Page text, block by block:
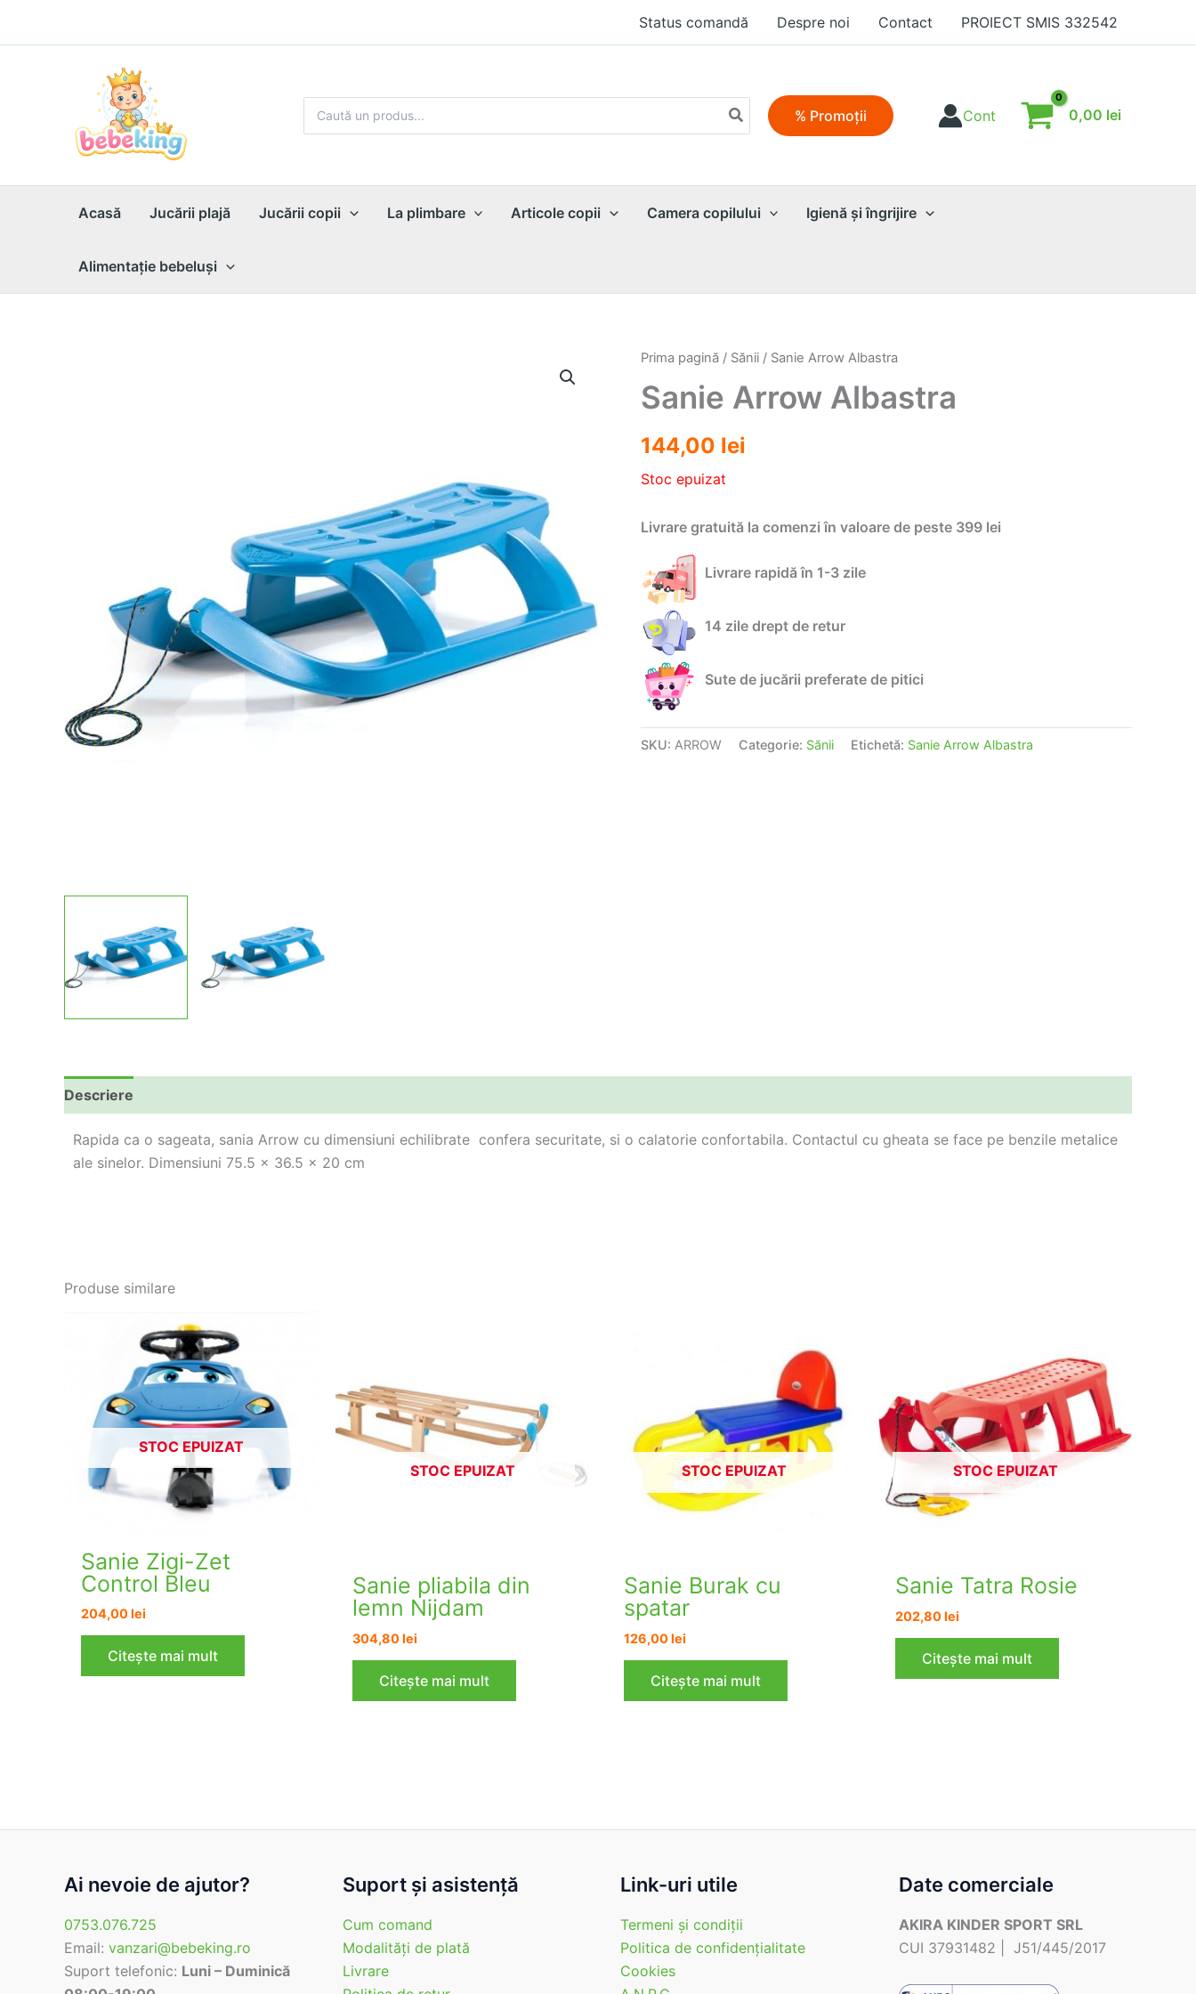
Status comandă Despre noi Contact PROIECT SMIS 332542
for:
% Promoţii Cont 0,00 lei
Acasă Jucării plajă Jucării copii La plimbare Articole copii Camera copilului Igienă şi îngrijire
Alimentaţie bebeluşi
Prima pagină / Sănii / Sanie Arrow Albastra
Sanie Arrow Albastra
144,00 lei
Stoc epuizat
Livrare gratuită la comenzi în valoare de peste 399 lei
Livrare rapidă în 1-3 zile
14 zile drept de retur
Sute de jucării preferate de pitici
SKU: ARROW Categorie: Sănii Etichetă: Sanie Arrow Albastra
Descriere
Rapida ca o sageata, sania Arrow cu dimensiuni echilibrate confera securitate, si o calatorie confortabila. Contactul cu gheata se face pe benzile metalice
ale sinelor. Dimensiuni 75.5 x 36.5 x 20 cm
Produse similare
STOC EPUIZAT
Sanie Zigi-Zet
Control Bleu
204,00lei
Citește mai mult
STOC EPUIZAT
Sanie pliabila din
lemn Nijdam
304,80lei
Citește mai mult
STOC EPUIZAT
Sanie Burak cu
spatar
126,00lei
Citește mai mult
STOC EPUIZAT
Sanie Tatra Rosie
202,80lei
Citește mai mult
Ai nevoie de ajutor?
0753.076.725
Email: vanzari@bebeking.ro
Suport telefonic: Luni – Duminică
Suport şi asistenţă
Cum comand
Modalităţi de plată
Livrare
Link-uri utile
Termeni şi condiţii
Politica de confidenţialitate
Cookies
Date comerciale
AKIRA KINDER SPORT SRL
CUI 37931482 | J51/445/2017